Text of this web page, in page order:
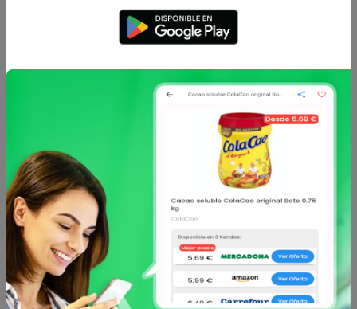
desde1.85 €
Rollo con sabor nata
hacendado 0.041 kg
desde0.24 €